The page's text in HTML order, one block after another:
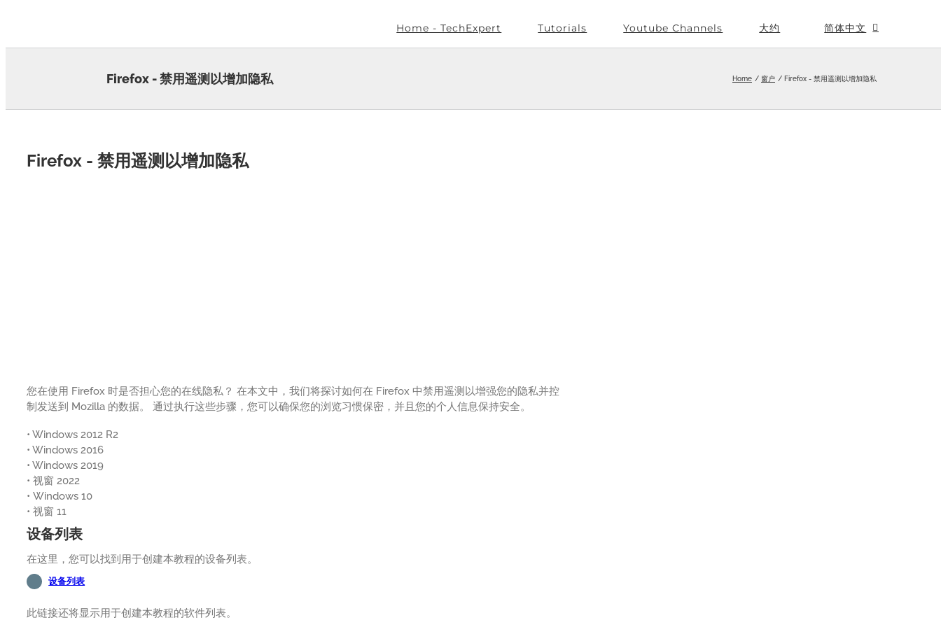
Home - TechExpert Tutorials Youtube Channels 大约 简体中文
Firefox - 禁用遥测以增加隐私 Home 窗户 Firefox - 禁用遥测以增加隐私
Firefox - 禁用遥测以增加隐私
您在使用 Firefox 时是否担心您的在线隐私？ 在本文中，我们将探讨如何在 Firefox 中禁用遥测以增强您的隐私并控
制发送到 Mozilla 的数据。 通过执行这些步骤，您可以确保您的浏览习惯保密，并且您的个人信息保持安全。
• Windows 2012 R2
• Windows 2016
• Windows 2019
• 视窗 2022
• Windows 10
• 视窗 11
设备列表
在这里，您可以找到用于创建本教程的设备列表。
设备列表
此链接还将显示用于创建本教程的软件列表。